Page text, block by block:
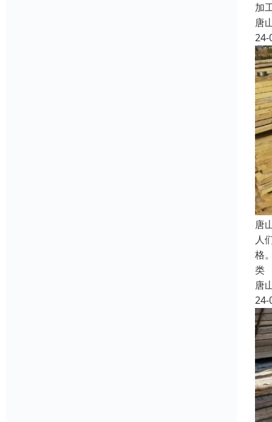
加
唐
24-
唐
人
格
类
唐
24-